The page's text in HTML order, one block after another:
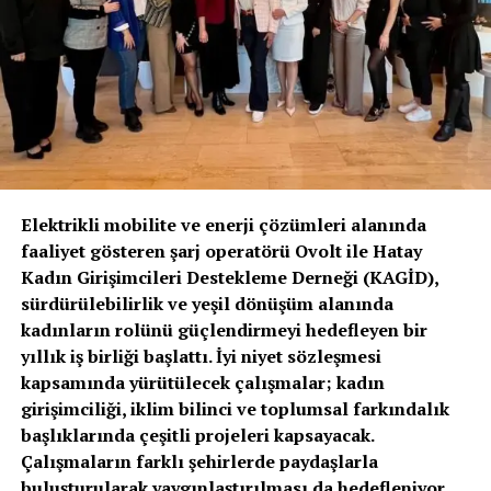
ŞARJ ISTASYONU
ŞARJ SOKET SAYISI
TÜRKIYE ELEKTRIKLI ARAÇ
YEŞIL ŞARJ
UP NEXT
EN YAKIT Filolar için güvenli ve pratik şarj deneyimi
sağlıyor
DON'T MISS
WATT, 500’üncü şarj lokasyonunu açtı
Elektrikli mobilite ve enerji çözümleri alanında
faaliyet gösteren şarj operatörü Ovolt ile Hatay
Kadın Girişimcileri Destekleme Derneği (KAGİD),
sürdürülebilirlik ve yeşil dönüşüm alanında
kadınların rolünü güçlendirmeyi hedefleyen bir
yıllık iş birliği başlattı. İyi niyet sözleşmesi
kapsamında yürütülecek çalışmalar; kadın
girişimciliği, iklim bilinci ve toplumsal farkındalık
başlıklarında çeşitli projeleri kapsayacak.
Çalışmaların farklı şehirlerde paydaşlarla